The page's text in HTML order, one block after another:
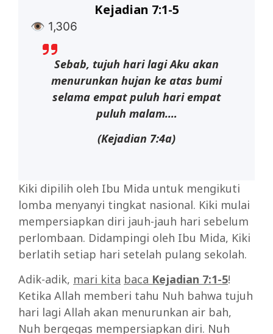
👁 1,306
Kejadian 7:1-5
Sebab, tujuh hari lagi Aku akan
menurunkan hujan ke atas bumi
selama empat puluh hari empat
puluh malam.…
(Kejadian 7:4a)
Kiki dipilih oleh Ibu Mida untuk mengikuti
lomba menyanyi tingkat nasional. Kiki mulai
mempersiapkan diri jauh-jauh hari sebelum
perlombaan. Didampingi oleh Ibu Mida, Kiki
berlatih setiap hari setelah pulang sekolah.
Adik-adik, mari kita baca Kejadian 7:1-5!
Ketika Allah memberi tahu Nuh bahwa tujuh
hari lagi Allah akan menurunkan air bah,
Nuh bergegas mempersiapkan diri. Nuh